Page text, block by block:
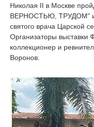
Николая II в Москве
ВЕРНОСТЬЮ, ТРУДОМ"
святого врача Царской
Организаторы выставки
коллекционер и
Воронов.